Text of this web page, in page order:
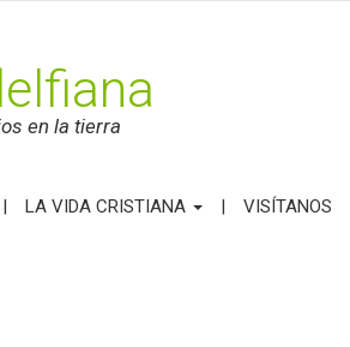
en la tierra
LA VIDA CRISTIANA VISÍTANOS